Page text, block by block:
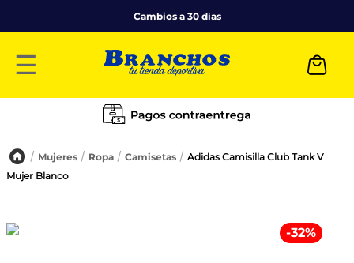
Cambios a 30 días
☰
Mujeres Ropa Camisetas
Adidas Camisilla Club Tank V
Mujer Blanco
-32%